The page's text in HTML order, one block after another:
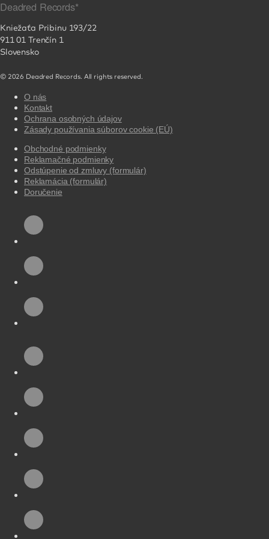
Deadred Records*
Kniežaťa Pribinu 193/22
911 01 Trenčín 1
Slovensko
© 2026 Deadred Records. All rights reserved.
O nás
Kontakt
Ochrana osobných údajov
Zásady používania súborov cookie (EÚ)
Obchodné podmienky
Reklamačné podmienky
Odstúpenie od zmluvy (formulár)
Reklamácia (formulár)
Doručenie